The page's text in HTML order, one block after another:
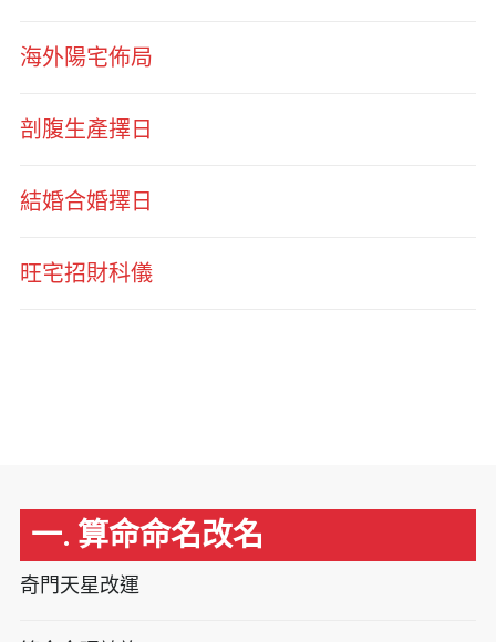
海外陽宅佈局
剖腹生產擇日
結婚合婚擇日
旺宅招財科儀
一. 算命命名改名
奇門天星改運